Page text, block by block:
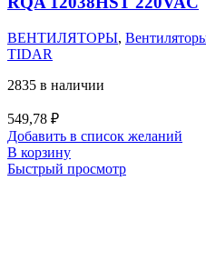
ВЕНТИЛЯТОРЫ,
TIDAR
2835 в наличии
549,78 ₽
Добавить в список желаний
В корзину
Быстрый просмотр